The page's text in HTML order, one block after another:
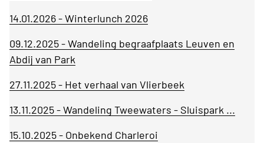
14.01.2026 - Winterlunch 2026
09.12.2025 - Wandeling begraafplaats Leuven en
Abdij van Park
27.11.2025 - Het verhaal van Vlierbeek
13.11.2025 - Wandeling Tweewaters - Sluispark ...
15.10.2025 - Onbekend Charleroi